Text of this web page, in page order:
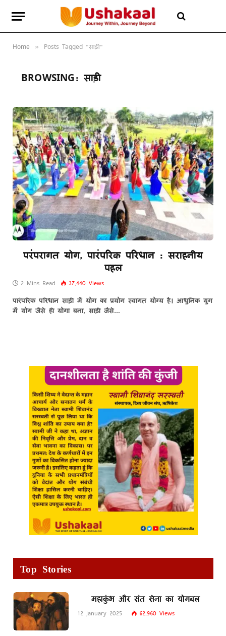
Home » Posts Tagged "साड़ी"
BROWSING: साड़ी
परंपरागत योग, पारंपरिक परिधान : सराहनीय
पहल
2 Mins Read 37,440 Views
पारंपरिक परिधान साड़ी में योग का प्रयोग स्वागत योग्य है। आधुनिक युग
में योग जैसे ही योगा बना, साड़ी जैसे…
Top Stories
महाकुंभ और संत सेना का योगबल
12 January 2025 62,960 Views